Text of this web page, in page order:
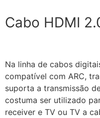
Cabo HDMI
Na linha de cabos
compatível com ARC,
suporta a transmissão
costuma ser utilizado
receiver e TV ou TV a